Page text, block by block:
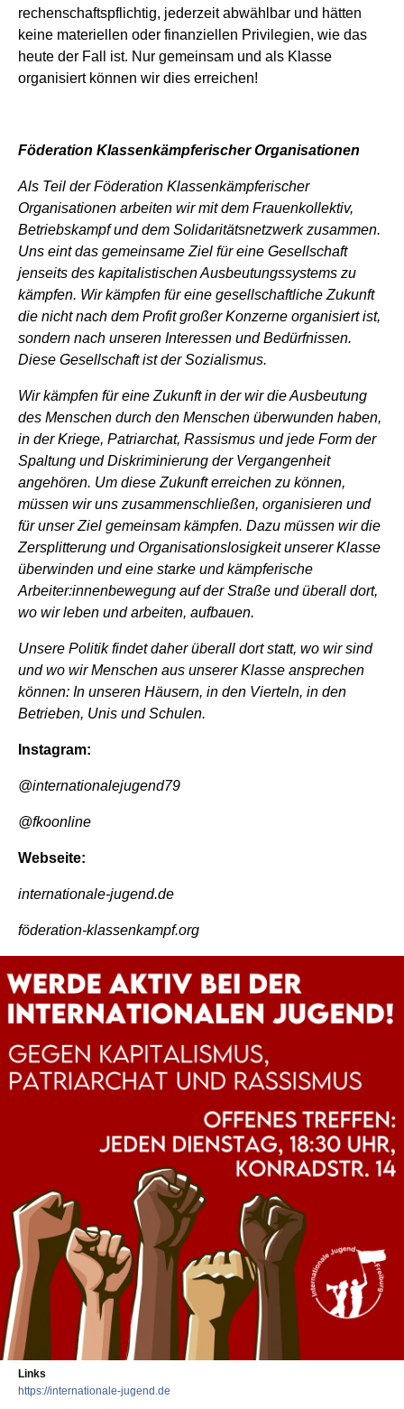
rechenschaftspflichtig, jederzeit abwählbar und hätten
keine materiellen oder finanziellen Privilegien, wie das
heute der Fall ist. Nur gemeinsam und als Klasse
organisiert können wir dies erreichen!
Föderation Klassenkämpferischer Organisationen
Als Teil der Föderation Klassenkämpferischer
Organisationen arbeiten wir mit dem Frauenkollektiv,
Betriebskampf und dem Solidaritätsnetzwerk zusammen.
Uns eint das gemeinsame Ziel für eine Gesellschaft
jenseits des kapitalistischen Ausbeutungssystems zu
kämpfen. Wir kämpfen für eine gesellschaftliche Zukunft
die nicht nach dem Profit großer Konzerne organisiert ist,
sondern nach unseren Interessen und Bedürfnissen.
Diese Gesellschaft ist der Sozialismus.
Wir kämpfen für eine Zukunft in der wir die Ausbeutung
des Menschen durch den Menschen überwunden haben,
in der Kriege, Patriarchat, Rassismus und jede Form der
Spaltung und Diskriminierung der Vergangenheit
angehören. Um diese Zukunft erreichen zu können,
müssen wir uns zusammenschließen, organisieren und
für unser Ziel gemeinsam kämpfen. Dazu müssen wir die
Zersplitterung und Organisationslosigkeit unserer Klasse
überwinden und eine starke und kämpferische
Arbeiter:innenbewegung auf der Straße und überall dort,
wo wir leben und arbeiten, aufbauen.
Unsere Politik findet daher überall dort statt, wo wir sind
und wo wir Menschen aus unserer Klasse ansprechen
können: In unseren Häusern, in den Vierteln, in den
Betrieben, Unis und Schulen.
Instagram:
@internationalejugend79
@fkoonline
Webseite:
internationale-jugend.de
föderation-klassenkampf.org
Links
https://internationale-jugend.de